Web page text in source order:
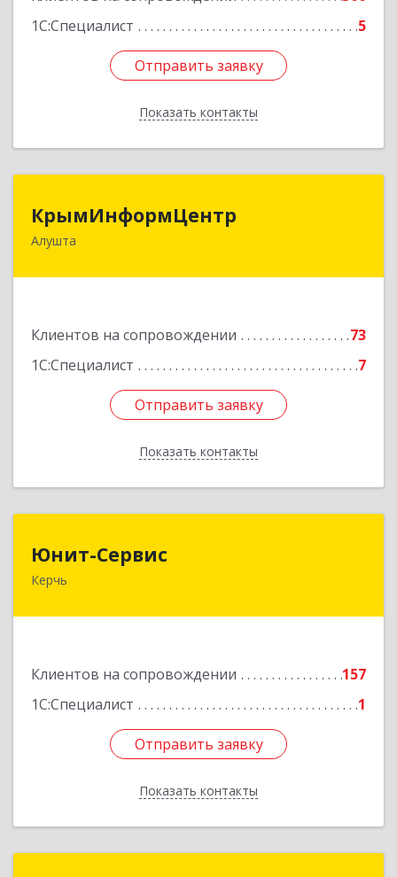
1С:Специалист
5
Отправить заявку
Показать контакты
Отправить заявку
Назад
КрымИнформЦентр
Алушта
Клиентов на сопровождении
73
1С:Специалист
7
Отправить заявку
Показать контакты
298500, Крым Респ, Алушта г, Горького ул, дом
Отправить заявку
Назад
Юнит-Сервис
Керчь
Клиентов на сопровождении
157
1С:Специалист
1
Отправить заявку
Показать контакты
298300, Крым Респ, Керчь г, Кооперативный
Отправить заявку
Назад